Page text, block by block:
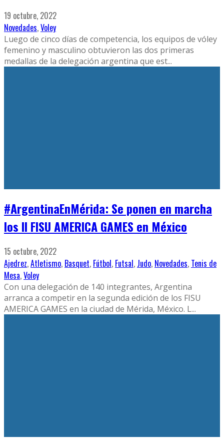
19 octubre, 2022
Novedades,Voley
Luego de cinco días de competencia, los equipos de vóley
femenino y masculino obtuvieron las dos primeras
medallas de la delegación argentina que est...
#ArgentinaEnMérida: Se ponen en marcha
los II FISU AMERICA GAMES en México
15 octubre, 2022
Ajedrez,Atletismo, Basquet, Fútbol, Futsal, Judo, Novedades, Tenis de
Mesa,Voley
Con una delegación de 140 integrantes, Argentina
arranca a competir en la segunda edición de los FISU
AMERICA GAMES en la ciudad de Mérida, México. L...